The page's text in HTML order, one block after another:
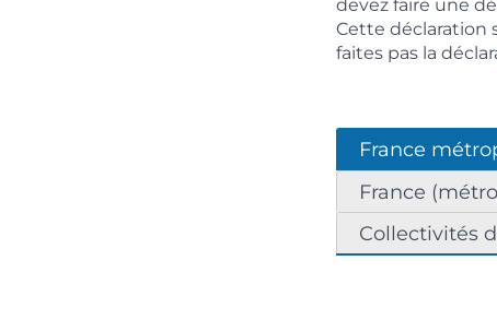
devez faire une
Cette déclaration
faites pas la
France
France
Collectivités